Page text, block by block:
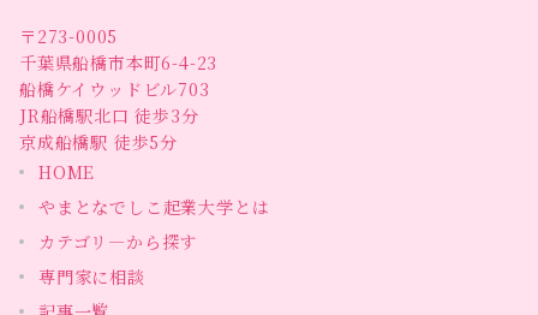
〒273-0005
千葉県船橋市本町6-4-23
船橋ケイウッドビル703
JR船橋駅北口 徒歩3分
京成船橋駅 徒歩5分
HOME
やまとなでしこ起業大学とは
カテゴリ―から探す
専門家に相談